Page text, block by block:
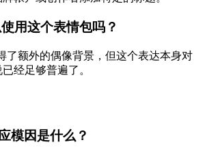
用这个表情包吗？
了额外的偶像背景，但这个表达本身对
经足够普遍了。
模因是什么？